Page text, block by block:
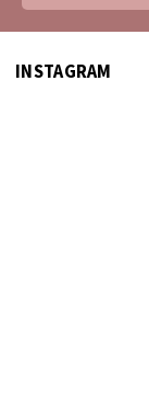
INSTAGRAM